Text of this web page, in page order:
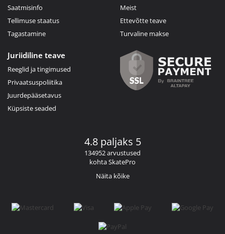
Saatmisinfo
Tellimuse staatus
Tagastamine
Meist
Ettevõtte teave
Turvaline makse
Juriidiline teave
Reeglid ja tingimused
Privaatsuspoliitika
Juurdepääsetavus
Küpsiste seaded
4.8 paljaks 5
134952 arvustused
kohta SkatePro
Näita kõike